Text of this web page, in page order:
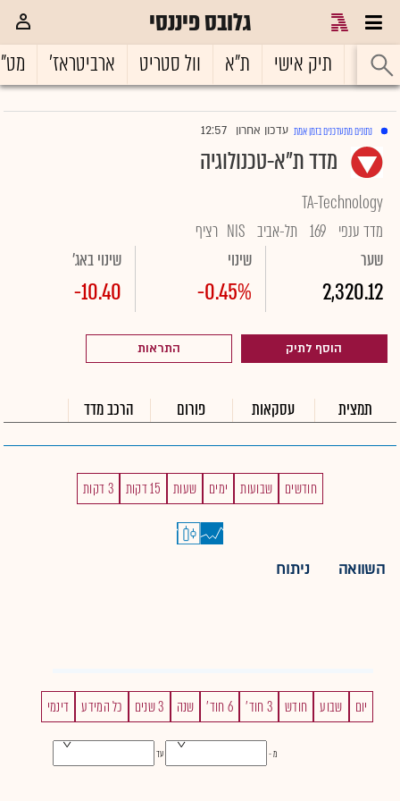
גלובס פיננסי
ראשי תיק אישי ת"א וול סטריט ארביטראז'
נתונים מתעדכנים בזמן אמת |עדכון אחרון 12:57
מדד ת"א-טכנולוגיה
TA-Technology
מדד ענפי 169 תל-אביב NIS רציף
שער
2,320.12
שינוי
-0.45%
שינוי באג'
-10.40
הוסף לתיק התראות
תמצית עסקאות פורום הרכב מדד
חודשים שבועות ימים שעות 15 דקות 3 דקות
השוואה ניתוח
יום שבוע חודש 3 חוד' 6 חוד' שנה 3 שנים כל המידע דינמי
מ - עד